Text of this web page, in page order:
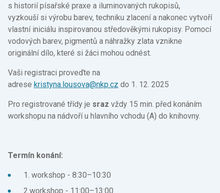
s historií písařské praxe a iluminovaných rukopisů,
vyzkouší si výrobu barev, techniku zlacení a nakonec vytvoří
vlastní iniciálu inspirovanou středověkými rukopisy. Pomocí
vodových barev, pigmentů a náhražky zlata vznikne
originální dílo, které si žáci mohou odnést.
Vaši registraci proveďte na
adrese kristyna.lousova@nkp.cz do 1. 12. 2025
Pro registrované třídy je sraz vždy 15 min. před konáním
workshopu na nádvoří u hlavního vchodu (A) do knihovny.
Termín konání:
1. workshop - 8:30–10:30
2.workshop - 11:00–13:00